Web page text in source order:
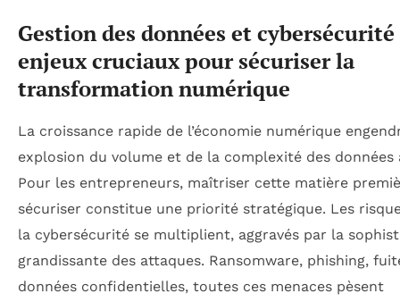
Gestion des données et cybersécurité
enjeux cruciaux pour sécuriser la
transformation numérique
La croissance rapide de l’économie numérique
explosion du volume et de la complexité des données
Pour les entrepreneurs, maîtriser cette matière
sécuriser constitue une priorité stratégique. Les
la cybersécurité se multiplient, aggravés par la
grandissante des attaques. Ransomware, phishing,
données confidentielles, toutes ces menaces pèsent